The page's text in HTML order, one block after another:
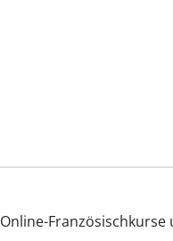
Französischkurse